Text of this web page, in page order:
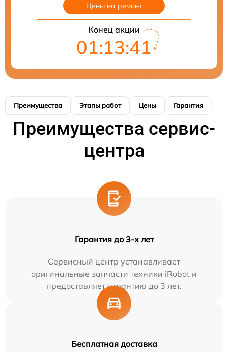
Цены на ремонт
Конец акции
01:13:40
Преимущества Этапы работ Цены Гарантия
Преимущества сервис-
центра
Гарантия до 3-х лет
Сервисный центр устанавливает
оригинальные запчасти техники iRobot и
предоставляет гарантию до 3 лет.
Бесплатная доставка